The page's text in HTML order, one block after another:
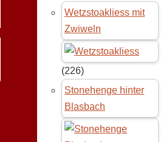
Wetzstoakliess mit
Zwiweln
(226)
Stonehenge hinter
Blasbach